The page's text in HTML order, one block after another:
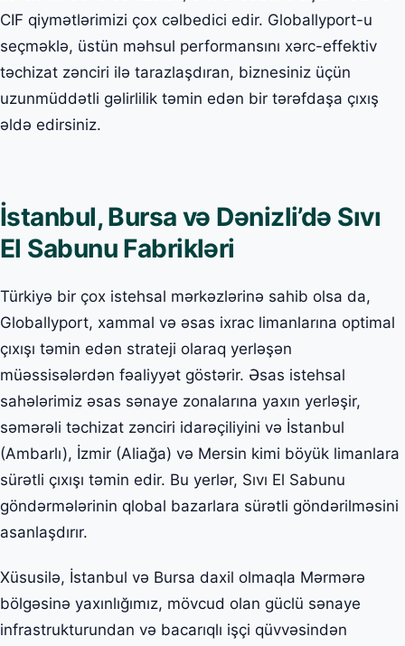
CIF qiymətlərimizi çox cəlbedici edir. Globallyport-u
seçməklə, üstün məhsul performansını xərc-effektiv
təchizat zənciri ilə tarazlaşdıran, biznesiniz üçün
uzunmüddətli gəlirlilik təmin edən bir tərəfdaşa çıxış
əldə edirsiniz.
İstanbul, Bursa və Dənizli’də Sıvı
El Sabunu Fabrikləri
Türkiyə bir çox istehsal mərkəzlərinə sahib olsa da,
Globallyport, xammal və əsas ixrac limanlarına optimal
çıxışı təmin edən strateji olaraq yerləşən
müəssisələrdən fəaliyyət göstərir. Əsas istehsal
sahələrimiz əsas sənaye zonalarına yaxın yerləşir,
səmərəli təchizat zənciri idarəçiliyini və İstanbul
(Ambarlı), İzmir (Aliağa) və Mersin kimi böyük limanlara
sürətli çıxışı təmin edir. Bu yerlər, Sıvı El Sabunu
göndərmələrinin qlobal bazarlara sürətli göndərilməsini
asanlaşdırır.
Xüsusilə, İstanbul və Bursa daxil olmaqla Mərmərə
bölgəsinə yaxınlığımız, mövcud olan güclü sənaye
infrastrukturundan və bacarıqlı işçi qüvvəsindən